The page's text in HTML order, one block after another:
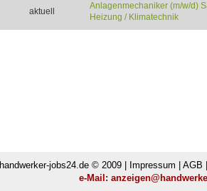
aktuell
Anlagenmechaniker (m/w/d)
Heizung / Klimatechnik
handwerker-jobs24.de © 2009 | Impressum AGB
e-Mail: